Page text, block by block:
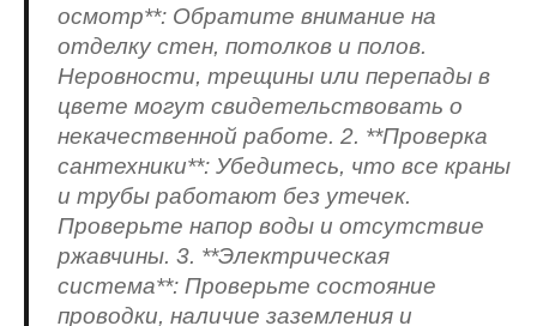
осмотр**: Обратите внимание на
отделку стен, потолков и полов.
Неровности, трещины или перепады в
цвете могут свидетельствовать о
некачественной работе. 2. **Проверка
сантехники**: Убедитесь, что все краны
и трубы работают без утечек.
Проверьте напор воды и отсутствие
ржавчины. 3. **Электрическая
система**: Проверьте состояние
проводки, наличие заземления и